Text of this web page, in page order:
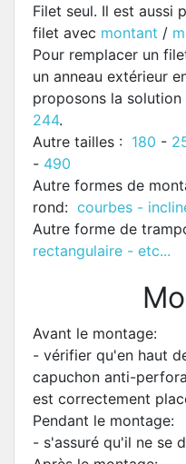
Filet seul. Il est aussi
filet avec montant /
Pour remplacer un
un anneau extérieur
proposons la solution
244.
Autre tailles : 180 -
- 490
Autre formes de
rond: courbes -
Autre forme de
rectangulaire - etc...
Avant le montage:
- vérifier qu'en haut
capuchon anti-
est correctement
Pendant le montage:
- s'assuré qu'il ne se